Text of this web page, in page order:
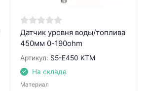
Датчик уровня воды/топлива
450мм 0-190ohm
Артикул: S5-E450 KTM
На складе
Материал